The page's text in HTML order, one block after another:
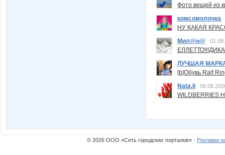
Фото вещей из
комсомолочка
НУ КАКАЯ
Мил@н@
ЛУЧШАЯ
[b]Обувь Ralf
Nata.li
© 2026 ООО «Сеть городских порталов» · Реклама